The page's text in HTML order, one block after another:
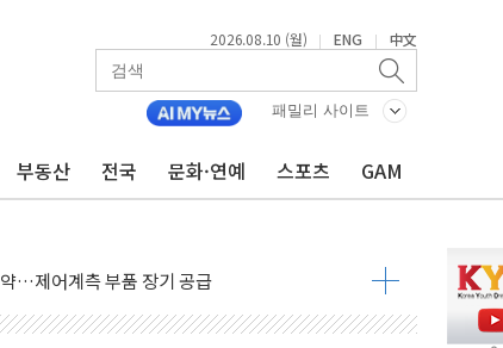
2026.08.10 (월) | ENG | 中文
패밀리 사이트
부동산 전국 문화·연예 스포츠 GAM
통신사에 연 30억원 공급 계약"
체류시간…생활인구 확대해야"
의결…강원랜드 인재개발원 부지 재검토 촉구
육박…"실거주 예외 넓혀달라"